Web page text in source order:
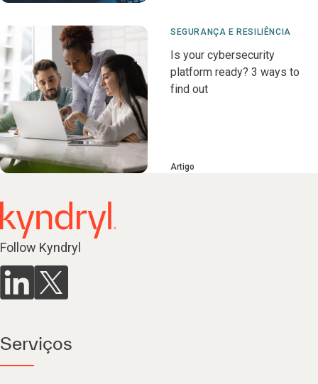
SEGURANÇA E RESILIÊNCIA
Is your cybersecurity
platform ready? 3 ways to
find out
Artigo
Follow Kyndryl
Serviços